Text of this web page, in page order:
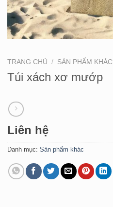
TRANG CHỦ / SẢN PHẨM KHÁC
Túi xách xơ mướp
Liên hệ
Danh mục: Sản phẩm khác